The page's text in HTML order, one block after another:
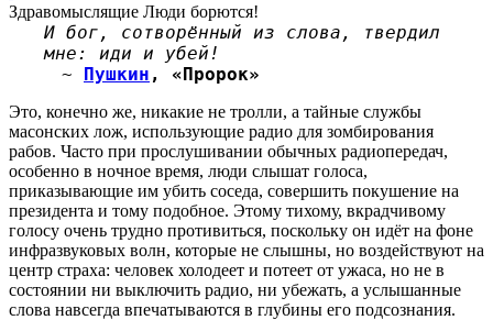
Здравомыслящие Люди борются!
И бог, сотворённый из слова, твердил
мне: иди и убей!
~ Пушкин , «Пророк»
Это, конечно же, никакие не тролли, а тайные службы
масонских лож, использующие радио для зомбирования
рабов. Часто при прослушивании обычных радиопередач,
особенно в ночное время, люди слышат голоса,
приказывающие им убить соседа, совершить покушение на
президента и тому подобное. Этому тихому, вкрадчивому
голосу очень трудно противиться, поскольку он идёт на фоне
инфразвуковых волн, которые не слышны, но воздействуют на
центр страха: человек холодеет и потеет от ужаса, но не в
состоянии ни выключить радио, ни убежать, а услышанные
слова навсегда впечатываются в глубины его подсознания.